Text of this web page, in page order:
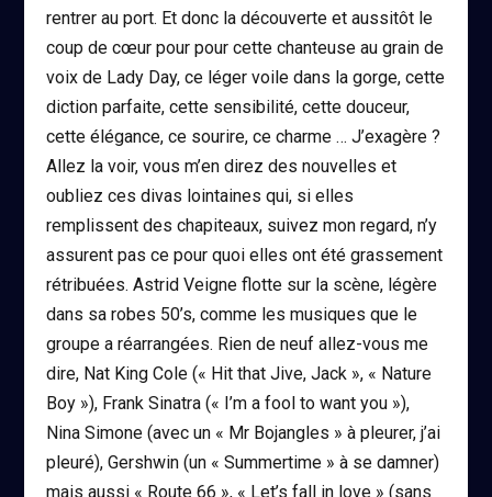
rentrer au port. Et donc la découverte et aussitôt le
coup de cœur pour pour cette chanteuse au grain de
voix de Lady Day, ce léger voile dans la gorge, cette
diction parfaite, cette sensibilité, cette douceur,
cette élégance, ce sourire, ce charme … J’exagère ?
Allez la voir, vous m’en direz des nouvelles et
oubliez ces divas lointaines qui, si elles
remplissent des chapiteaux, suivez mon regard, n’y
assurent pas ce pour quoi elles ont été grassement
rétribuées. Astrid Veigne flotte sur la scène, légère
dans sa robes 50’s, comme les musiques que le
groupe a réarrangées. Rien de neuf allez-vous me
dire, Nat King Cole (« Hit that Jive, Jack », « Nature
Boy »), Frank Sinatra (« I’m a fool to want you »),
Nina Simone (avec un « Mr Bojangles » à pleurer, j’ai
pleuré), Gershwin (un « Summertime » à se damner)
mais aussi « Route 66 », « Let’s fall in love » (sans